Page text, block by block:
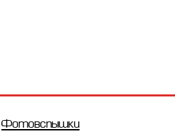
Фотовспышки